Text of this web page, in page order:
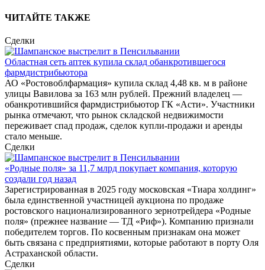
ЧИТАЙТЕ ТАКЖЕ
Сделки
Областная сеть аптек купила склад обанкротившегося
фармдистрибьютора
АО «Ростовоблфармация» купила склад 4,48 кв. м в районе
улицы Вавилова за 163 млн рублей. Прежний владелец —
обанкротившийся фармдистрибьютор ГК «Асти». Участники
рынка отмечают, что рынок складской недвижимости
переживает спад продаж, сделок купли-продажи и аренды
стало меньше.
Сделки
«Родные поля» за 11,7 млрд покупает компания, которую
создали год назад
Зарегистрированная в 2025 году московская «Тиара холдинг»
была единственной участницей аукциона по продаже
ростовского национализированного зернотрейдера «Родные
поля» (прежнее название — ТД «Риф»). Компанию признали
победителем торгов. По косвенным признакам она может
быть связана с предприятиями, которые работают в порту Оля
Астраханской области.
Сделки